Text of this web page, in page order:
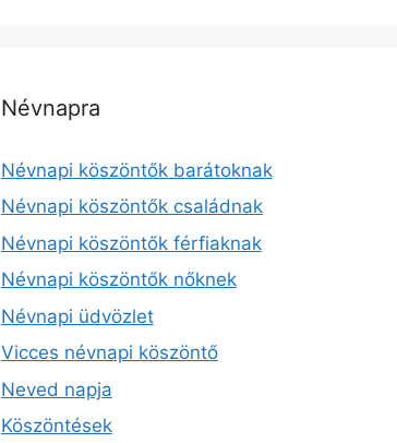
Névnapra
Névnapi köszöntők barátoknak
Névnapi köszöntők családnak
Névnapi köszöntők férfiaknak
Névnapi köszöntők nőknek
Névnapi üdvözlet
Vicces névnapi köszöntő
Neved napja
Köszöntések